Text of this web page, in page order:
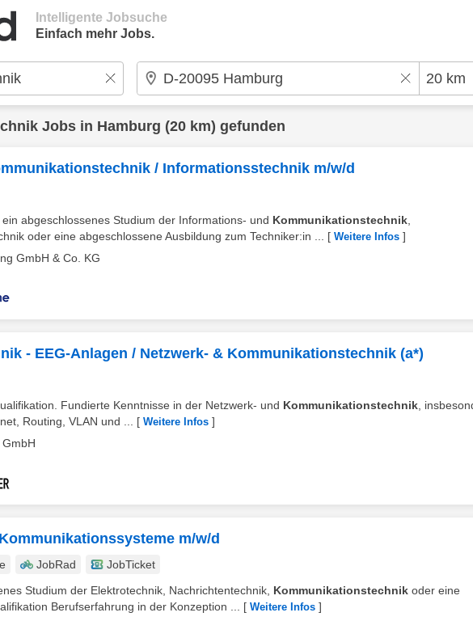
Intelligente Jobsuche
Einfach mehr Jobs.
Jobs in Hamburg (20 km) gefunden
/ Informationsstechnik m/w/d
ein abgeschlossenes Studium der Informations- und Kommunikationstechnik
oder eine abgeschlossene Ausbildung zum Techniker:in ...
[ Weitere Infos ]
GmbH & Co. KG
- EEG-Anlagen / Netzwerk- & Kommunikationstechnik (a*)
Fundierte Kenntnisse in der Netzwerk- und Kommunikationstechnik ,
Routing, VLAN und ...
[ Weitere Infos ]
m/w/d
JobRad
JobTicket
Studium der Elektrotechnik, Nachrichtentechnik, Kommunikationstechnik oder eine
Berufserfahrung in der Konzeption ...
[ Weitere Infos ]